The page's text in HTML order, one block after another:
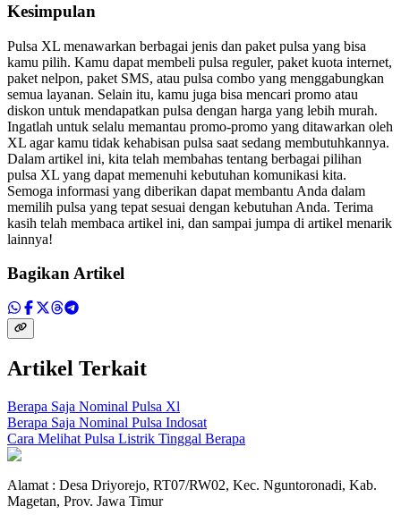
Kesimpulan
Pulsa XL menawarkan berbagai jenis dan paket pulsa yang bisa
kamu pilih. Kamu dapat membeli pulsa reguler, paket kuota internet,
paket nelpon, paket SMS, atau pulsa combo yang menggabungkan
semua layanan. Selain itu, kamu juga bisa mencari promo atau
diskon untuk mendapatkan pulsa dengan harga yang lebih murah.
Ingatlah untuk selalu memantau promo-promo yang ditawarkan oleh
XL agar kamu tidak kehabisan pulsa saat sedang membutuhkannya.
Dalam artikel ini, kita telah membahas tentang berbagai pilihan
pulsa XL yang dapat memenuhi kebutuhan komunikasi kita.
Semoga informasi yang diberikan dapat membantu Anda dalam
memilih pulsa yang tepat sesuai dengan kebutuhan Anda. Terima
kasih telah membaca artikel ini, dan sampai jumpa di artikel menarik
lainnya!
Bagikan Artikel
Artikel Terkait
Berapa Saja Nominal Pulsa Xl
Berapa Saja Nominal Pulsa Indosat
Cara Melihat Pulsa Listrik Tinggal Berapa
Alamat : Desa Driyorejo, RT07/RW02, Kec. Nguntoronadi, Kab.
Magetan, Prov. Jawa Timur